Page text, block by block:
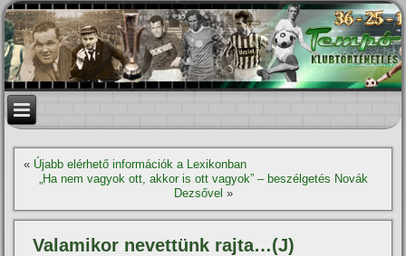
« Újabb elérhető információk a Lexikonban
„Ha nem vagyok ott, akkor is ott vagyok” – beszélgetés Novák
Dezsővel »
Valamikor nevettünk rajta…(J)